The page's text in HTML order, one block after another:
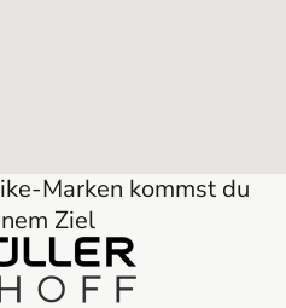
Marken kommst du
Ziel